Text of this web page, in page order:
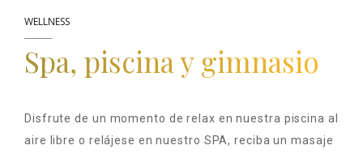
WELLNESS
Spa, piscina y gimnasio
Disfrute de un momento de relax en nuestra piscina al
aire libre o relájese en nuestro SPA, reciba un masaje